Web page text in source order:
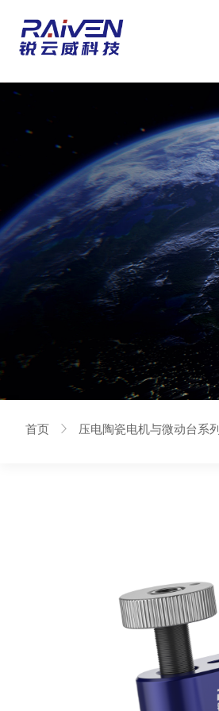
首页 ꁕ 压电陶瓷电机与微动台系列